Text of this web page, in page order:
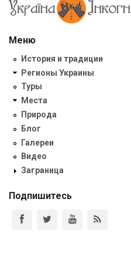
Меню
История и традиции
Регионы Украины
Туры
Места
Природа
Блог
Галереи
Видео
Заграница
Подпишитесь